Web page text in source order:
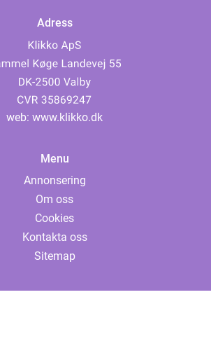
Adress
web: www.klikko.dk
Menu
Annonsering
Om oss
Cookies
Kontakta oss
Sitemap